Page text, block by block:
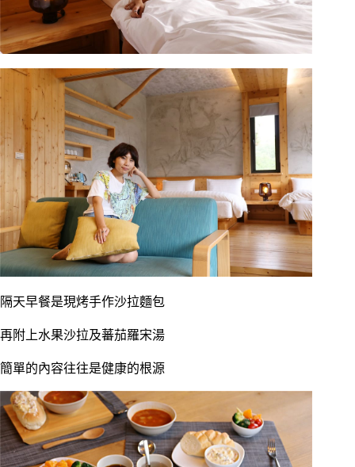
隔天早餐是現烤手作沙拉麵包
再附上水果沙拉及蕃茄羅宋湯
簡單的內容往往是健康的根源